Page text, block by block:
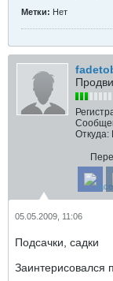
Метки: Нет
Откуда:
05.05.2009, 11:06
Подсачки, садки
Заинтерисовался